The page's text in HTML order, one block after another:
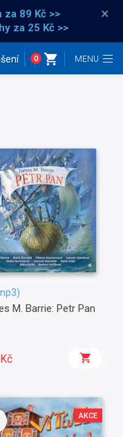
za 89 Kč >>
za 25 Kč >>
×
0
M. Barrie: Petr Pan
AKCE